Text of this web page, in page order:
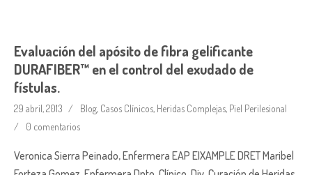
Evaluación del apósito de fibra gelificante
DURAFIBER™ en el control del exudado de
fístulas.
29 abril, 2013 Blog, Casos Clínicos, Heridas Complejas, Piel Perilesional
0 comentarios
Veronica Sierra Peinado, Enfermera EAP EIXAMPLE DRET Maribel